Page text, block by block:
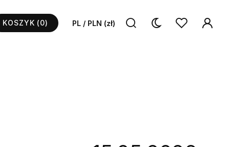
KOSZYK (0) PL / PLN (zł)